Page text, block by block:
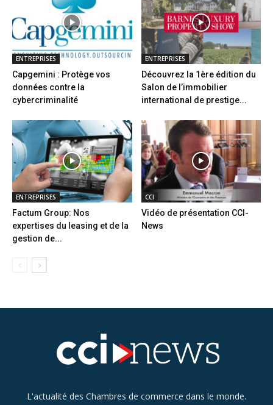
ENTREPRISES
Capgemini : Protège vos
données contre la
cybercriminalité
ENTREPRISES
Découvrez la 1ère édition du
Salon de l’immobilier
international de prestige...
ENTREPRISES
Factum Group: Nos
expertises du leasing et de la
gestion de...
CCI
Vidéo de présentation CCI-
News
L'actualité des Chambres de commerce dans le monde.